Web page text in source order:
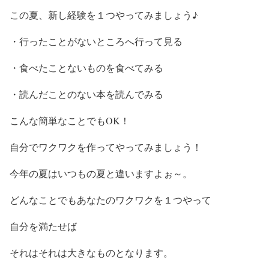
この夏、新し経験を１つやってみましょう♪
・行ったことがないところへ行って見る
・食べたことないものを食べてみる
・読んだことのない本を読んでみる
こんな簡単なことでもOK！
自分でワクワクを作ってやってみましょう！
今年の夏はいつもの夏と違いますよぉ～。
どんなことでもあなたのワクワクを１つやって
自分を満たせば
それはそれは大きなものとなります。